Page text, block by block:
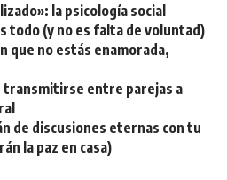
la psicología social
todo (y no es falta de voluntad)
que no estás enamorada,
transmitirse entre parejas a
de discusiones eternas con tu
la paz en casa)